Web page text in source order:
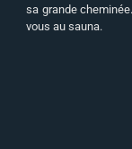
sa grande
vous au sauna.